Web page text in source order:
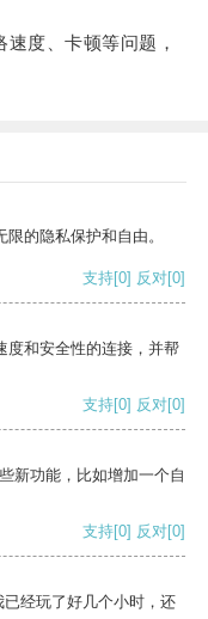
度、卡顿等问题，
的隐私保护和自由。
支持[0] 反对[0]
度和安全性的连接，并帮
支持[0] 反对[0]
新功能，比如增加一个自
支持[0] 反对[0]
经玩了好几个小时，还